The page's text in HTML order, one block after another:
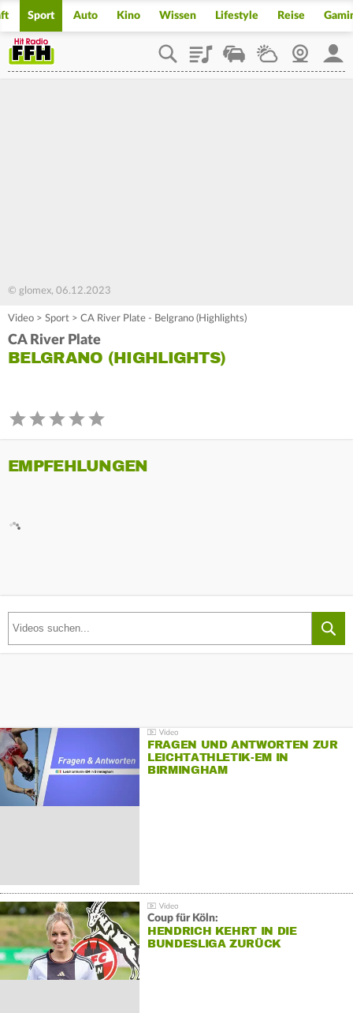
Sport Auto Kino Wissen Lifestyle Reise
PlaylistStaupilotWetterWebcam
© glomex, 06.12.2023
Video > Sport > CA River Plate - Belgrano (Highlights)
CA River Plate
BELGRANO (HIGHLIGHTS)
EMPFEHLUNGEN
FRAGEN UND ANTWORTEN ZUR
LEICHTATHLETIK-EM IN
BIRMINGHAM
Coup für Köln:
HENDRICH KEHRT IN DIE
BUNDESLIGA ZURÜCK